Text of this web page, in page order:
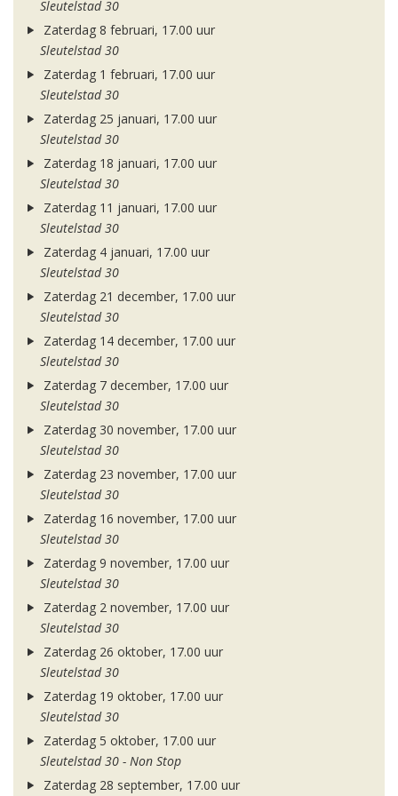
Sleutelstad 30
Zaterdag 8 februari, 17.00 uur
Sleutelstad 30
Zaterdag 1 februari, 17.00 uur
Sleutelstad 30
Zaterdag 25 januari, 17.00 uur
Sleutelstad 30
Zaterdag 18 januari, 17.00 uur
Sleutelstad 30
Zaterdag 11 januari, 17.00 uur
Sleutelstad 30
Zaterdag 4 januari, 17.00 uur
Sleutelstad 30
Zaterdag 21 december, 17.00 uur
Sleutelstad 30
Zaterdag 14 december, 17.00 uur
Sleutelstad 30
Zaterdag 7 december, 17.00 uur
Sleutelstad 30
Zaterdag 30 november, 17.00 uur
Sleutelstad 30
Zaterdag 23 november, 17.00 uur
Sleutelstad 30
Zaterdag 16 november, 17.00 uur
Sleutelstad 30
Zaterdag 9 november, 17.00 uur
Sleutelstad 30
Zaterdag 2 november, 17.00 uur
Sleutelstad 30
Zaterdag 26 oktober, 17.00 uur
Sleutelstad 30
Zaterdag 19 oktober, 17.00 uur
Sleutelstad 30
Zaterdag 5 oktober, 17.00 uur
Sleutelstad 30 - Non Stop
Zaterdag 28 september, 17.00 uur